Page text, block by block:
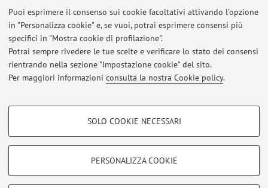
Puoi esprimere il consenso sui cookie facoltativi attivando l'opzione
in "Personalizza cookie" e, se vuoi, potrai esprimere consensi più
specifici in "Mostra cookie di profilazione".
Potrai sempre rivedere le tue scelte e verificare lo stato dei consensi
rientrando nella sezione "Impostazione cookie" del sito.
Per maggiori informazioni consulta la nostra Cookie policy.
COOKIE DI PROFILAZIONE - FACOLTATIVI
SOLO COOKIE NECESSARI
PERSONALIZZA COOKIE
Ultimi avvisi
Al momento non sono presenti avvisi.
Area riservata
Accedi tramiteloginper gestire tutti i contenuti del sito.